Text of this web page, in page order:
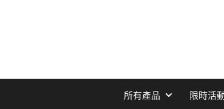
所有產品 限時活